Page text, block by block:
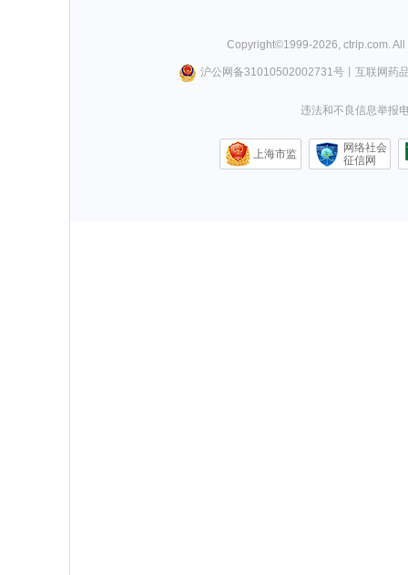
Copyright©1999-2026, ctrip.com.
沪公网备31010502002731号丨 互联网药
违法和不良信息举报
上海市监
网络社会
征信网